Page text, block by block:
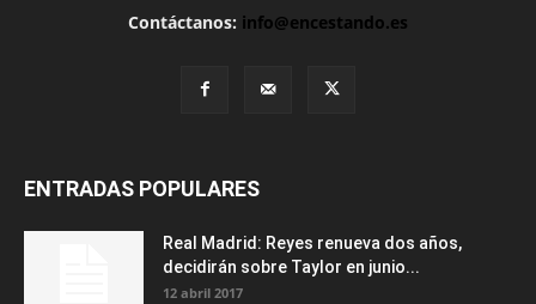
Contáctanos: info@encestando.es
ENTRADAS POPULARES
Real Madrid: Reyes renueva dos años,
decidirán sobre Taylor en junio...
12 abril 2017